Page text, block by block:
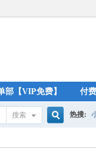
部【VIP免费】 付
搜索 热搜: